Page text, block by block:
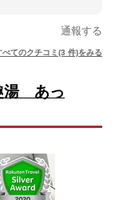
通報する
べてのクチコミ(3 件)をみる
湯 あっ